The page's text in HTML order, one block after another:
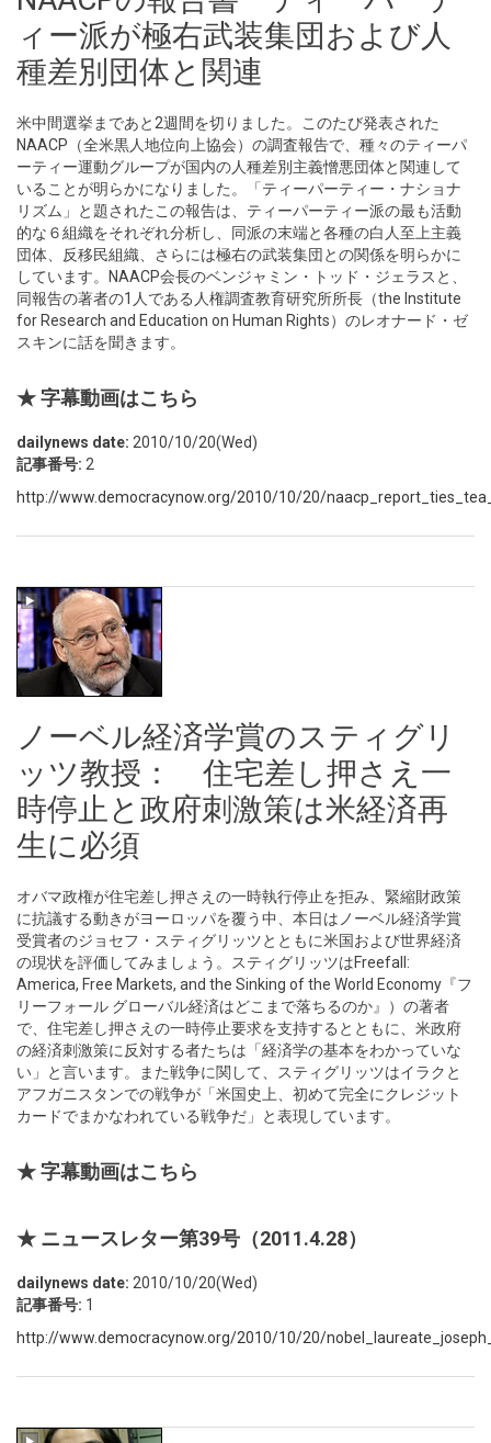
ィー派が極右武装集団および人
種差別団体と関連
米中間選挙まであと2週間を切りました。このたび発表された
NAACP（全米黒人地位向上協会）の調査報告で、種々のティーパ
ーティー運動グループが国内の人種差別主義憎悪団体と関連して
いることが明らかになりました。「ティーパーティー・ナショナ
リズム」と題されたこの報告は、ティーパーティー派の最も活動
的な６組織をそれぞれ分析し、同派の末端と各種の白人至上主義
団体、反移民組織、さらには極右の武装集団との関係を明らかに
しています。NAACP会長のベンジャミン・トッド・ジェラスと、
同報告の著者の1人である人権調査教育研究所所長（the Institute
for Research and Education on Human Rights）のレオナード・ゼ
スキンに話を聞きます。
★ 字幕動画はこちら
dailynews date: 2010/10/20(Wed)
記事番号: 2
http://www.democracynow.org/2010/10/20/
ノーベル経済学賞のスティグリ
ッツ教授： 住宅差し押さえ一
時停止と政府刺激策は米経済再
生に必須
オバマ政権が住宅差し押さえの一時執行停止を拒み、緊縮財政策
に抗議する動きがヨーロッパを覆う中、本日はノーベル経済学賞
受賞者のジョセフ・スティグリッツとともに米国および世界経済
の現状を評価してみましょう。スティグリッツはFreefall:
America, Free Markets, and the Sinking of the World Economy『フ
リーフォール グローバル経済はどこまで落ちるのか』）の著者
で、住宅差し押さえの一時停止要求を支持するとともに、米政府
の経済刺激策に反対する者たちは「経済学の基本をわかっていな
い」と言います。また戦争に関して、スティグリッツはイラクと
アフガニスタンでの戦争が「米国史上、初めて完全にクレジット
カードでまかなわれている戦争だ」と表現しています。
★ 字幕動画はこちら
★ ニュースレター第39号（2011.4.28）
dailynews date: 2010/10/20(Wed)
記事番号: 1
http://www.democracynow.org/2010/10/20/